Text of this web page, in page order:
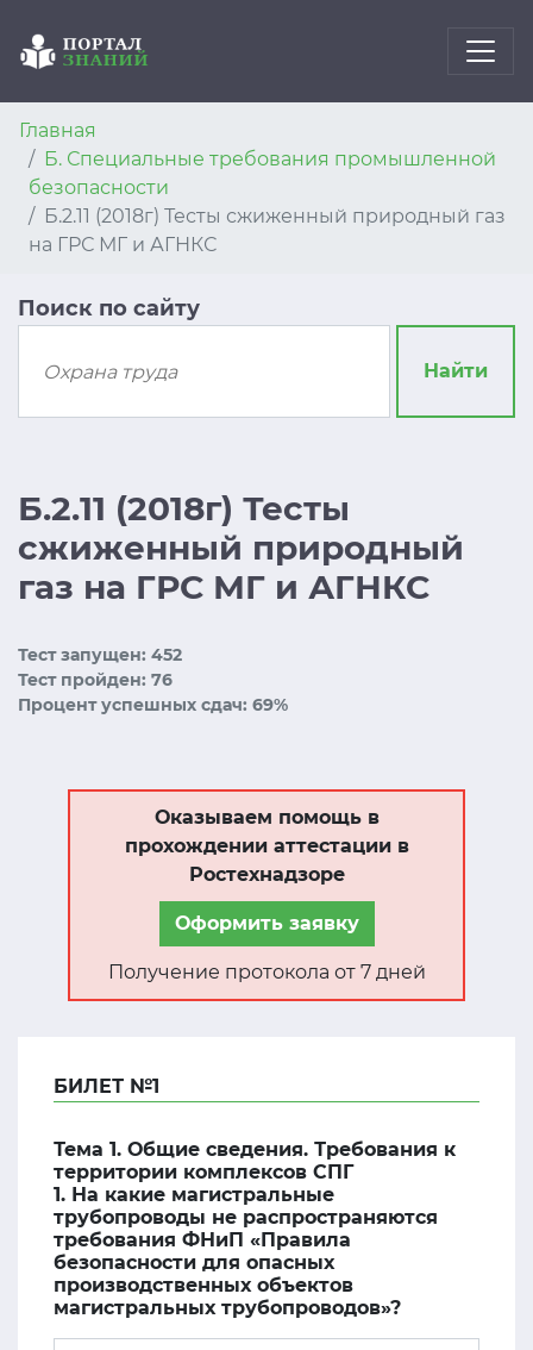
Главная
Б. Специальные требования промышленной
безопасности
Б.2.11 (2018г) Тесты сжиженный природный газ
на ГРС МГ и АГНКС
Поиск по сайту
Найти
Б.2.11 (2018г) Тесты
сжиженный природный
газ на ГРС МГ и АГНКС
Тест запущен: 452
Тест пройден: 76
Процент успешных сдач: 69%
Оказываем помощь в
прохождении аттестации в
Ростехнадзоре
Оформить заявку
Получение протокола от 7 дней
БИЛЕТ №1
Тема 1. Общие сведения. Требования к
территории комплексов СПГ
1. На какие магистральные
трубопроводы не распространяются
требования ФНиП «Правила
безопасности для опасных
производственных объектов
магистральных трубопроводов»?